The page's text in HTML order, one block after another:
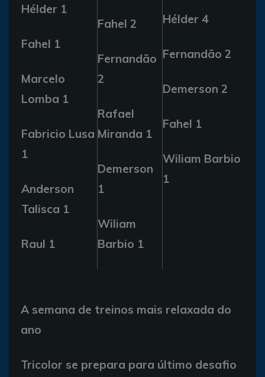
Hélder 1
Fahel 1
Marcelo
Lomba 1
Fabricio Lusa
1
Anderson
Talisca 1
Raul 1
Fahel 2
Fernandão
2
Rafael
Miranda 1
Demerson
1
Wiliam
Barbio 1
Hélder 4
Fernandão 2
Demerson 2
Fahel 1
Wiliam Barbio
1
A semana de treinos mais relaxada do
ano
Tricolor se prepara para último desafio